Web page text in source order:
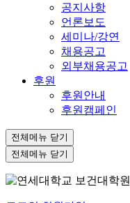
공지사항
언론보도
세미나/강연
채용공고
외부채용공고
후원
후원안내
후원캠페인
전체메뉴 닫기
전체메뉴 닫기